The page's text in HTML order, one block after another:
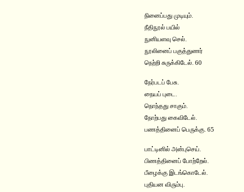
நினைப்பது முடியும்.
நீதிநூல் பயில்
நுனியளவு செல்.
நூலினைப் பகுத்துணர்
நெற்றி சுருக்கிடேல். 60
நேர்படப் பேசு.
நையப் புடை.
நொந்தது சாகும்.
நோற்பது கைவிடேல்.
பணத்தினைப் பெருக்கு. 65
பாட்டினில் அன்புசெய்.
பிணத்தினைப் போற்றேல்.
பீழைக்கு இடங்கொடேல்.
புதியன விரும்பு.